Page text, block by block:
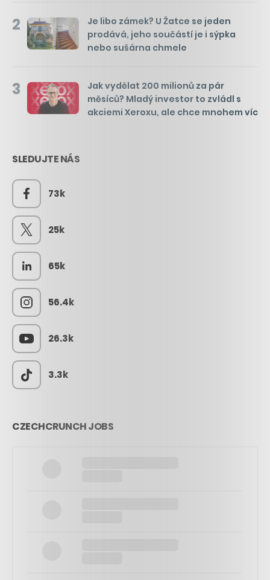
2
Je libo zámek? U Žatce se jeden
prodává, jeho součástí je i sýpka
nebo sušárna chmele
3
Jak vydělat 200 milionů za pár
měsíců? Mladý investor to zvládl s
akciemi Xeroxu, ale chce mnohem víc
SLEDUJTE NÁS
73k
25k
65k
56.4k
26.3k
3.3k
CZECHCRUNCH JOBS